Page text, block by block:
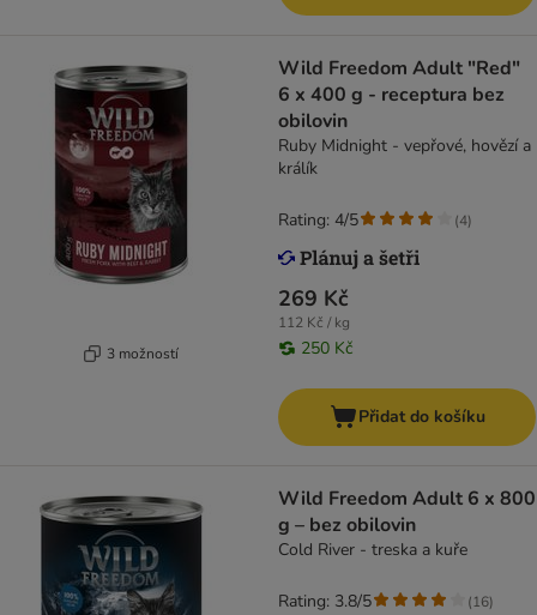
3 možností
Wild Freedom Adult "Red"
6 x 400 g - receptura bez
obilovin
Ruby Midnight - vepřové, hovězí a
králík
269 Kč
112 Kč / kg
250 Kč
Rating: 4/5 (4)
Přidat do košíku
Wild Freedom Adult 6 x 800
g – bez obilovin
Cold River - treska a kuře
Rating: 3.8/5 (16)